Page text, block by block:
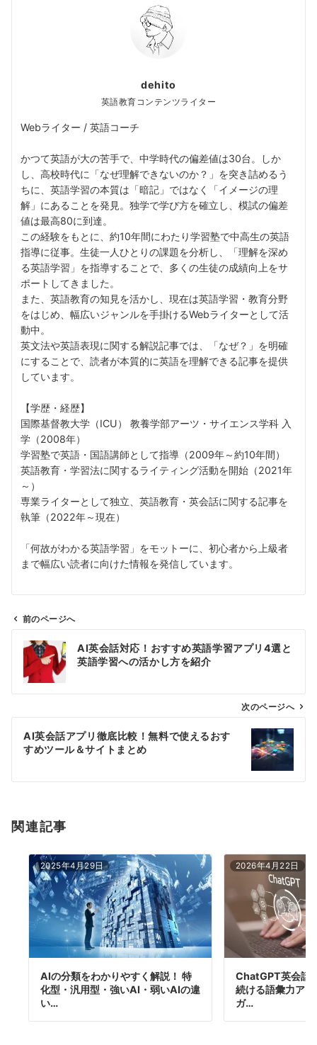
dehito
英語教育コンテンツライター
Webライター / 英語コーチ
かつて英語が大の苦手で、中学時代の偏差値は30台。しか
し、高校時代に「なぜ理解できないのか？」を突き詰めるう
ちに、英語学習の本質は「暗記」ではなく「イメージの理
解」にあることを発見。独学で学び方を確立し、模試の偏差
値は最高80に到達。
この経験をもとに、約10年間にわたり学習塾で中高生の英語
指導に従事。生徒一人ひとりの課題を分析し、「理解を深め
る英語学習」を指導することで、多くの生徒の成績向上をサ
ポートしてきました。
また、英語教育の知見を活かし、現在は英語学習・教育分野
をはじめ、幅広いジャンルを手掛けるWebライターとして活
動中。
英文法や英語表現に関する解説記事では、「なぜ？」を明確
にすることで、読者が本質的に英語を理解できる記事を提供
しています。
【学歴・経歴】
国際基督教大学（ICU） 教養学部アーツ・サイエンス学科 入
学（2008年）
学習塾で英語・国語講師として指導（2009年～約10年間）
英語教育・学習法に関するライティング活動を開始（2021年
～）
専業ライターとして独立、英語教育・英会話に関する記事を
執筆（2022年～現在）
「何故がわかる英語学習」をモットーに、初心者から上級者
まで幅広い読者に向けた情報を発信しています。
ビ
ン
前のページへ
AI英会話対応！おすすめ英語学習アプリ4選と
英語学習への活かし方を紹介
次のページへ
AI英会話アプリ徹底比較！無料で使えるおす
すめツール＆サイトまとめ
関連記事
2025年4月29日
AIの分類をわかりやすく解説！ 特
化型・汎用型・強いAI・弱いAIの違
い…
2026年4月22日
ChatGPT英会話
続ける語彙力ア
ガ…